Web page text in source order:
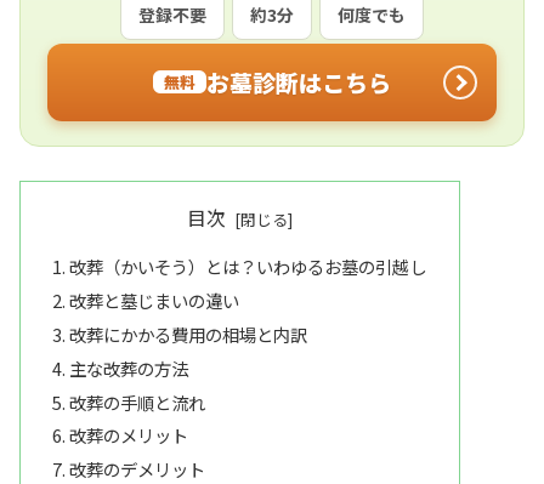
登録不要 約3分 何度でも
無料 お墓診断はこちら
目次
改葬（かいそう）とは？いわゆるお墓の引越し
改葬と墓じまいの違い
改葬にかかる費用の相場と内訳
主な改葬の方法
改葬の手順と流れ
改葬のメリット
改葬のデメリット